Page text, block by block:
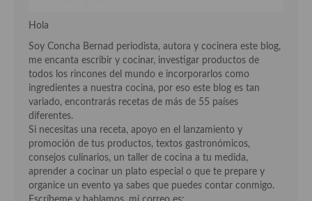
Hola
Soy Concha Bernad periodista, autora y cocinera este blog,
me encanta escribir y cocinar, investigar productos de
todos los rincones del mundo e incorporarlos como
ingredientes a nuestra cocina, por eso este blog es tan
variado, encontrarás recetas de más de 55 países
diferentes.
Si necesitas una receta, apoyo en el lanzamiento y
promoción de tus productos, textos gastronómicos,
consejos culinarios, un taller de cocina a tu medida,
aprender a cocinar un plato especial o que te prepare y
organice un evento ya sabes que puedes contar conmigo.